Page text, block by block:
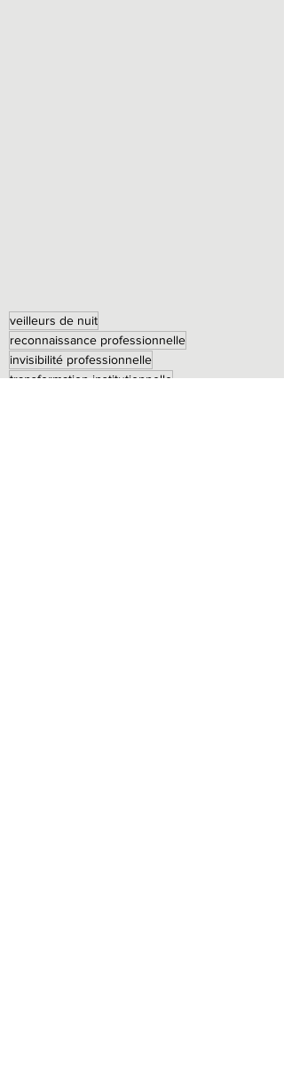
veilleurs de nuit
reconnaissance professionnelle
invisibilité professionnelle
transformation institutionnelle